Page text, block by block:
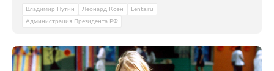
Владимир Путин Леонард Коэн
Lenta.ru
Администрация Президента РФ